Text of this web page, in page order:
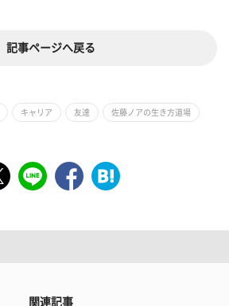
記事ページへ戻る
キャリア 友達 佐藤ノアの生き方道場
関連記事